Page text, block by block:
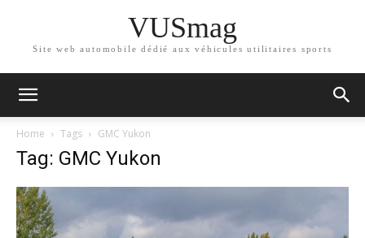
VUSmag
Site web automobile dédié aux véhicules utilitaires sports
Home Tags GMC Yukon
Tag: GMC Yukon